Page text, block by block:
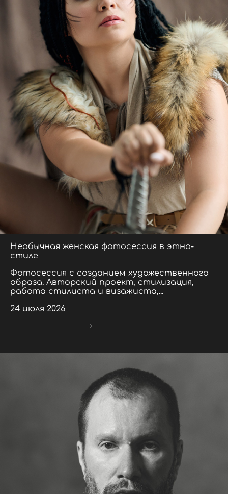
Необычная женская фотосессия в этно-
стиле
Фотосессия с созданием художественного
образа. Авторский проект, стилизация,
работа стилиста и визажиста,...
24 июля 2026